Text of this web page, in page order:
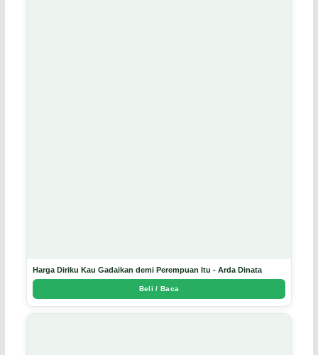
Harga Diriku Kau Gadaikan demi Perempuan Itu - Arda Dinata
Beli / Baca